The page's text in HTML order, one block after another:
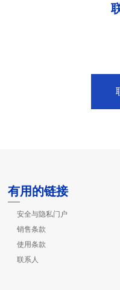
有用的链接
安全与隐私门户
销售条款
使用条款
联系人